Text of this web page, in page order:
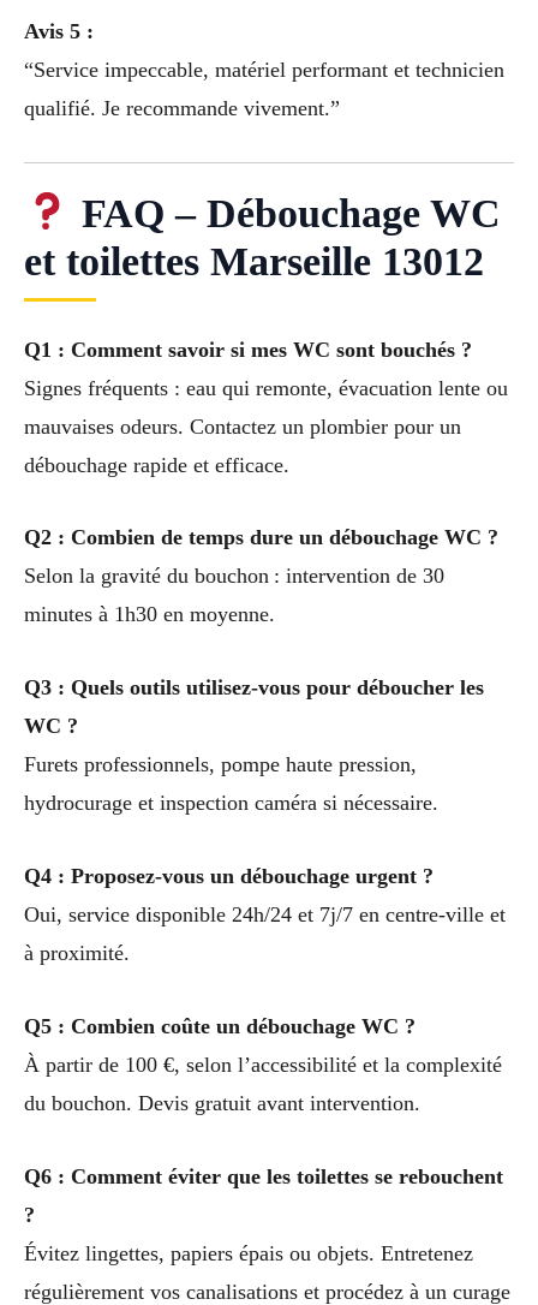
Avis 5 :
“Service impeccable, matériel performant et technicien
qualifié. Je recommande vivement.”
FAQ – Débouchage WC
et toilettes Marseille 13012
Q1 : Comment savoir si mes WC sont bouchés ?
Signes fréquents : eau qui remonte, évacuation lente ou
mauvaises odeurs. Contactez un plombier pour un
débouchage rapide et efficace.
Q2 : Combien de temps dure un débouchage WC ?
Selon la gravité du bouchon : intervention de 30
minutes à 1h30 en moyenne.
Q3 : Quels outils utilisez-vous pour déboucher les
WC ?
Furets professionnels, pompe haute pression,
hydrocurage et inspection caméra si nécessaire.
Q4 : Proposez-vous un débouchage urgent ?
Oui, service disponible 24h/24 et 7j/7 en centre-ville et
à proximité.
Q5 : Combien coûte un débouchage WC ?
À partir de 100 €, selon l’accessibilité et la complexité
du bouchon. Devis gratuit avant intervention.
Q6 : Comment éviter que les toilettes se rebouchent
?
Évitez lingettes, papiers épais ou objets. Entretenez
régulièrement vos canalisations et procédez à un curage